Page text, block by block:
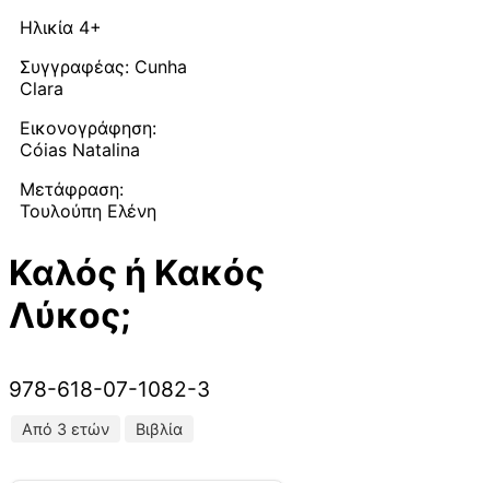
Ηλικία 4+
Συγγραφέας: Cunha
Clara
Εικονογράφηση:
Cóias Natalina
Μετάφραση:
Τουλούπη Ελένη
Καλός ή Κακός
Λύκος;
978-618-07-1082-3
Από 3 ετών Βιβλία